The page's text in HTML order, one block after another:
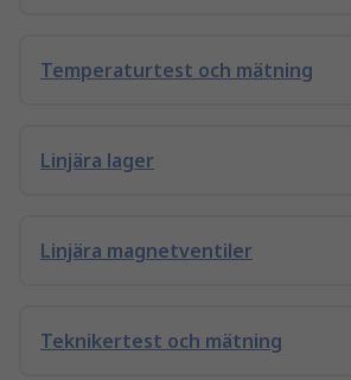
Temperaturtest och mätning
Linjära lager
Linjära magnetventiler
Teknikertest och mätning